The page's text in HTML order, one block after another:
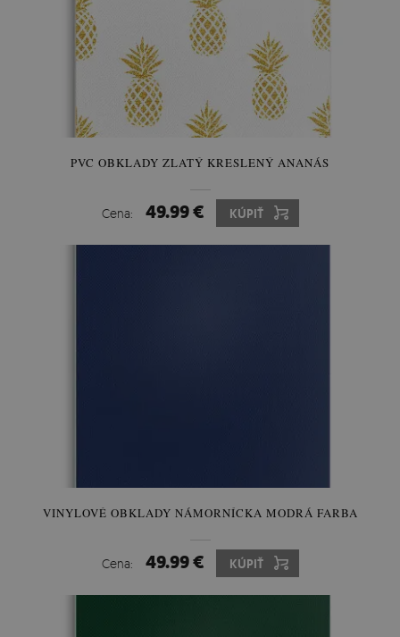
PVC OBKLADY ZLATÝ KRESLENÝ ANANÁS
Cena: 49.99 € KÚPIŤ
VINYLOVÉ OBKLADY NÁMORNÍCKA MODRÁ FARBA
Cena: 49.99 € KÚPIŤ